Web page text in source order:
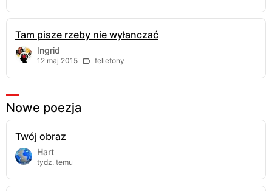
Tam pisze rzeby nie wyłanczać
Ingrid
12 maj 2015 felietony
Nowe poezja
Twój obraz
Hart
tydz. temu